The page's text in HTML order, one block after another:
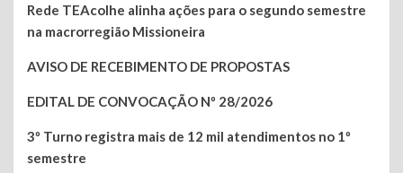
Rede TEAcolhe alinha ações para o segundo semestre
na macrorregião Missioneira
AVISO DE RECEBIMENTO DE PROPOSTAS
EDITAL DE CONVOCAÇÃO Nº 28/2026
3º Turno registra mais de 12 mil atendimentos no 1º
semestre